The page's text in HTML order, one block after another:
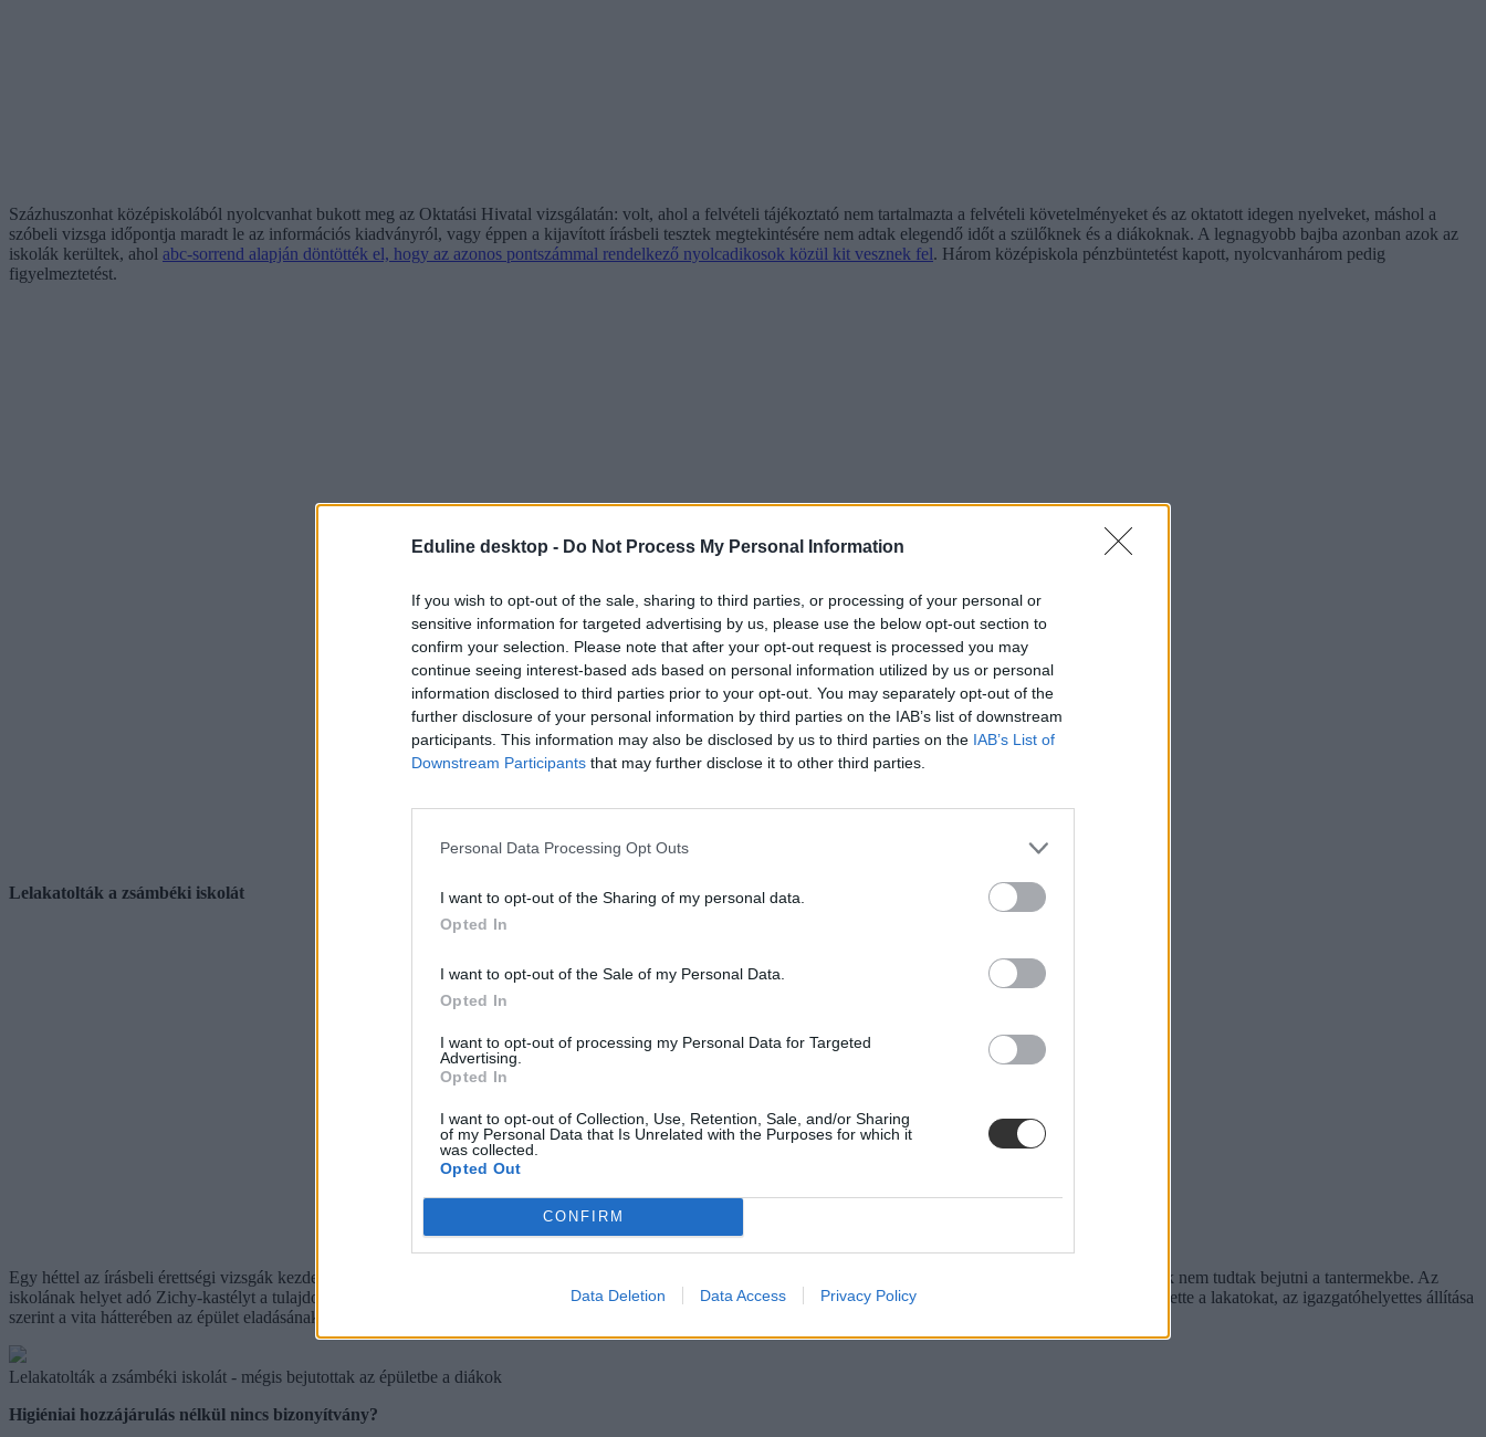
Eduline desktop - Do Not Process My Personal Information
If you wish to opt-out of the sale, sharing to third parties, or processing of your personal or
sensitive information for targeted advertising by us, please use the below opt-out section to
confirm your selection. Please note that after your opt-out request is processed you may
continue seeing interest-based ads based on personal information utilized by us or personal
information disclosed to third parties prior to your opt-out. You may separately opt-out of the
further disclosure of your personal information by third parties on the IAB’s list of downstream
participants. This information may also be disclosed by us to third parties on the IAB’s List of
Downstream Participants that may further disclose it to other third parties.
Personal Data Processing Opt Outs
I want to opt-out of the Sharing of my personal data.
Opted In
I want to opt-out of the Sale of my Personal Data.
Opted In
I want to opt-out of processing my Personal Data for Targeted
Advertising.
Opted In
I want to opt-out of Collection, Use, Retention, Sale, and/or Sharing
of my Personal Data that Is Unrelated with the Purposes for which it
was collected.
Opted Out
CONFIRM
Data Deletion Data Access Privacy Policy
Százhuszonhat középiskolából nyolcvanhat bukott meg az Oktatási Hivatal vizsgálatán: volt, ahol a felvételi tájékoztató nem tartalmazta a felvételi követelményeket és az oktatott idegen nyelveket, máshol a
szóbeli vizsga időpontja maradt le az információs kiadványról, vagy éppen a kijavított írásbeli tesztek megtekintésére nem adtak elegendő időt a szülőknek és a diákoknak. A legnagyobb bajba azonban azok az
iskolák kerültek, ahol abc-sorrend alapján döntötték el, hogy az azonos pontszámmal rendelkező nyolcadikosok közül kit vesznek fel. Három középiskola pénzbüntetést kapott, nyolcvanhárom pedig
figyelmeztetést.
Lelakatolták a zsámbéki iskolát
Egy héttel az írásbeli érettségi vizsgák kezdete után
, hétfő reggel sem a tanárok, sem a diákok nem tudtak bejutni a tantermekbe. Az
iskolának helyet adó Zichy-kastélyt a tulajdonos keresztes nővérek szerzetesközössége záratta le az épület életveszélyes állapotára hivatkozva – a premontrei rend leverette a lakatokat, az igazgatóhelyettes állítása
szerint a vita hátterében az épület eladásának terve áll. Kedden már rendben megkezdődött a tanítás, a húsz végzős diák egyetlen érettségi vizsgáról sem maradt le.
Lelakatolták a zsámbéki iskolát - mégis bejutottak az épületbe a diákok
Higiéniai hozzájárulás nélkül nincs bizonyítvány?